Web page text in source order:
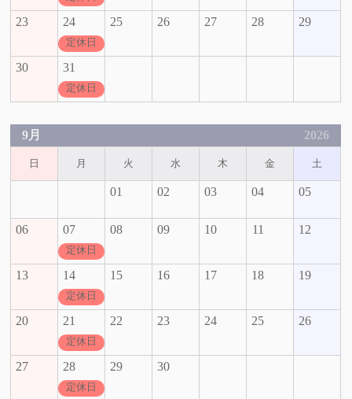
23 24
定休日
25 26 27 28 29
30 31
定休日
9月 2026
日 月 火 水 木 金 土
01 02 03 04 05
06 07
定休日
08 09 10 11 12
13 14
定休日
15 16 17 18 19
20 21
定休日
22 23 24 25 26
27 28
定休日
29 30